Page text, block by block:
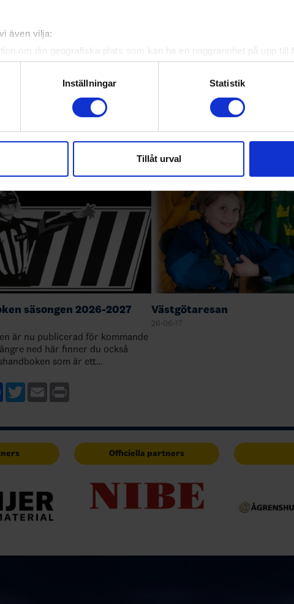
även vilja:
om din geografiska plats som kan ha en noggrannhet på upp till
genom att aktivt skanna den för specifika kännetecken
personliga uppgifter behandlas och ställ in dina preferenser i
när som helst från cookie-förklaringen.
vår trafik. Vi vidarebefordrar även sådana identifierare och
annons- och analysföretag som vi samarbetar med. Dessa kan i
Inställningar Statistik
Tillåt urval
23 aug Campdag 29 december
Plats: Ulricehamn Pris: 749:- 60 utespelare
och 10 målvakter, först till kvarn! Anmälan
öppnar onsdag 12 augusti kl 12:00
säsongen 2026-2027
är nu publicerad för kommande
ned här finner du också
som är ett
nedan till dig som vill
Västgötaresan
26-06-17
Facebook
TwitterEmail
Officiella partners